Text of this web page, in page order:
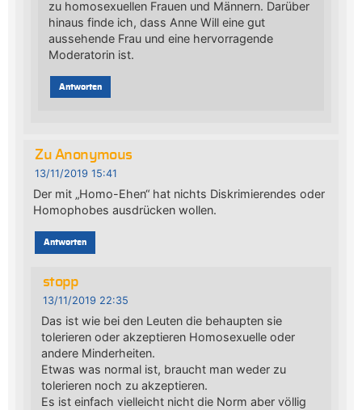
zu homosexuellen Frauen und Männern. Darüber
hinaus finde ich, dass Anne Will eine gut
aussehende Frau und eine hervorragende
Moderatorin ist.
Antworten
Zu Anonymous
13/11/2019 15:41
Der mit „Homo-Ehen“ hat nichts Diskrimierendes oder
Homophobes ausdrücken wollen.
Antworten
stopp
13/11/2019 22:35
Das ist wie bei den Leuten die behaupten sie
tolerieren oder akzeptieren Homosexuelle oder
andere Minderheiten.
Etwas was normal ist, braucht man weder zu
tolerieren noch zu akzeptieren.
Es ist einfach vielleicht nicht die Norm aber völlig